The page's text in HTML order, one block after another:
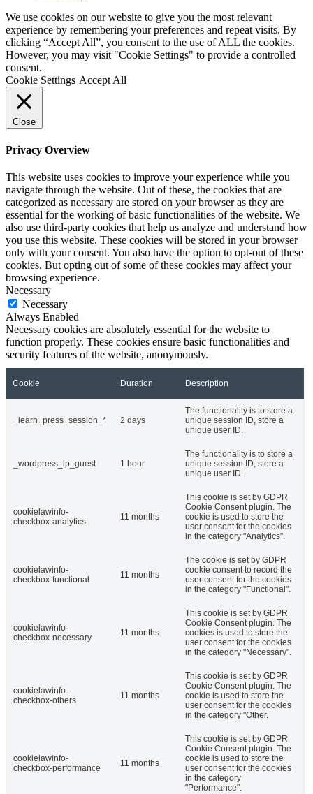
We use cookies on our website to give you the most relevant
experience by remembering your preferences and repeat visits. By
clicking “Accept All”, you consent to the use of ALL the cookies.
However, you may visit "Cookie Settings" to provide a controlled
consent.
Cookie Settings Accept All
Close
Privacy Overview
This website uses cookies to improve your experience while you
navigate through the website. Out of these, the cookies that are
categorized as necessary are stored on your browser as they are
essential for the working of basic functionalities of the website. We
also use third-party cookies that help us analyze and understand how
you use this website. These cookies will be stored in your browser
only with your consent. You also have the option to opt-out of these
cookies. But opting out of some of these cookies may affect your
browsing experience.
Necessary
Necessary
Always Enabled
Necessary cookies are absolutely essential for the website to
function properly. These cookies ensure basic functionalities and
security features of the website, anonymously.
Cookie Duration Description
_learn_press_session_* 2 days
The functionality is to store a
unique session ID, store a
unique user ID.
_wordpress_lp_guest 1 hour
The functionality is to store a
unique session ID, store a
unique user ID.
cookielawinfo-
checkbox-analytics
11 months
This cookie is set by GDPR
Cookie Consent plugin. The
cookie is used to store the
user consent for the cookies
in the category "Analytics".
cookielawinfo-
checkbox-functional
11 months
The cookie is set by GDPR
cookie consent to record the
user consent for the cookies
in the category "Functional".
cookielawinfo-
checkbox-necessary
11 months
This cookie is set by GDPR
Cookie Consent plugin. The
cookies is used to store the
user consent for the cookies
in the category "Necessary".
cookielawinfo-
checkbox-others
11 months
This cookie is set by GDPR
Cookie Consent plugin. The
cookie is used to store the
user consent for the cookies
in the category "Other.
cookielawinfo-
checkbox-performance
11 months
This cookie is set by GDPR
Cookie Consent plugin. The
cookie is used to store the
user consent for the cookies
in the category
"Performance".